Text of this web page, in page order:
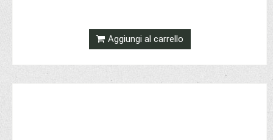
Aggiungi al carrello